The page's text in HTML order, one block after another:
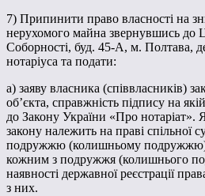
7) Припинити право власності на
нерухомого майна звернувшись до
Соборності, буд. 45-А, м. Полтава,
нотаріуса та подати:
а) заяву власника (співвласників)
об’єкта, справжність підпису на
до Закону України «Про нотаріат».
закону належить на праві спільної
подружжю (колишньому подружжю),
кожним з подружжя (колишнього
наявності державної реєстрації
з них.